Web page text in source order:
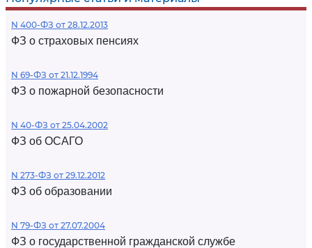
N 400-ФЗ от 28.12.2013
ФЗ о страховых пенсиях
N 69-ФЗ от 21.12.1994
ФЗ о пожарной безопасности
N 40-ФЗ от 25.04.2002
ФЗ об ОСАГО
N 273-ФЗ от 29.12.2012
ФЗ об образовании
N 79-ФЗ от 27.07.2004
ФЗ о государственной гражданской службе